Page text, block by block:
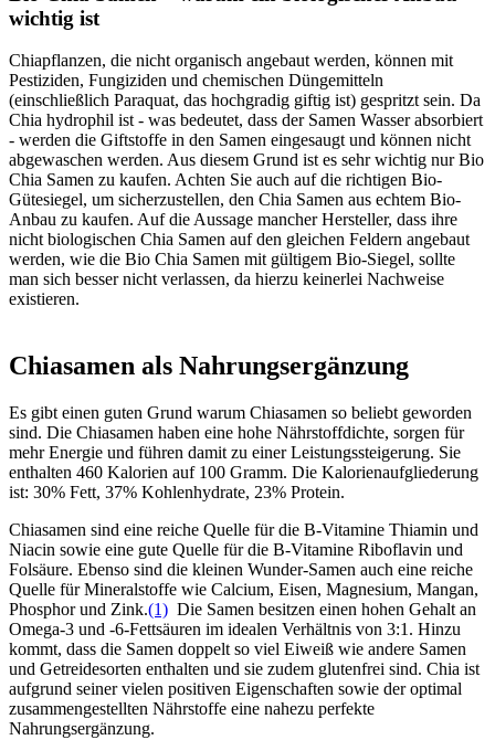
wichtig ist
Chiapflanzen, die nicht organisch angebaut werden, können mit
Pestiziden, Fungiziden und chemischen Düngemitteln
(einschließlich Paraquat, das hochgradig giftig ist) gespritzt sein. Da
Chia hydrophil ist - was bedeutet, dass der Samen Wasser absorbiert
- werden die Giftstoffe in den Samen eingesaugt und können nicht
abgewaschen werden. Aus diesem Grund ist es sehr wichtig nur Bio
Chia Samen zu kaufen. Achten Sie auch auf die richtigen Bio-
Gütesiegel, um sicherzustellen, den Chia Samen aus echtem Bio-
Anbau zu kaufen. Auf die Aussage mancher Hersteller, dass ihre
nicht biologischen Chia Samen auf den gleichen Feldern angebaut
werden, wie die Bio Chia Samen mit gültigem Bio-Siegel, sollte
man sich besser nicht verlassen, da hierzu keinerlei Nachweise
existieren.
Chiasamen als Nahrungsergänzung
Es gibt einen guten Grund warum Chiasamen so beliebt geworden
sind. Die Chiasamen haben eine hohe Nährstoffdichte, sorgen für
mehr Energie und führen damit zu einer Leistungssteigerung. Sie
enthalten 460 Kalorien auf 100 Gramm. Die Kalorienaufgliederung
ist: 30% Fett, 37% Kohlenhydrate, 23% Protein.
Chiasamen sind eine reiche Quelle für die B-Vitamine Thiamin und
Niacin sowie eine gute Quelle für die B-Vitamine Riboflavin und
Folsäure. Ebenso sind die kleinen Wunder-Samen auch eine reiche
Quelle für Mineralstoffe wie Calcium, Eisen, Magnesium, Mangan,
Phosphor und Zink.(1) Die Samen besitzen einen hohen Gehalt an
Omega-3 und -6-Fettsäuren im idealen Verhältnis von 3:1. Hinzu
kommt, dass die Samen doppelt so viel Eiweiß wie andere Samen
und Getreidesorten enthalten und sie zudem glutenfrei sind. Chia ist
aufgrund seiner vielen positiven Eigenschaften sowie der optimal
zusammengestellten Nährstoffe eine nahezu perfekte
Nahrungsergänzung.